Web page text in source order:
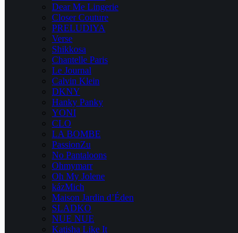
Dear Me Lingerie
Closer Couture
PRELUDIYA
Verse
Shikkosa
Chantelle Paris
Le Journal
Calvin Klein
DKNY
Hanky Panky
YONI
CLO
LA BOMBE
PassionZu
No Pantaloons
Ohmymarr
Oh My Jolene
kázMich
Maison Jardin d’Éden
SLADKO
NUE NUE
Katisha Like It